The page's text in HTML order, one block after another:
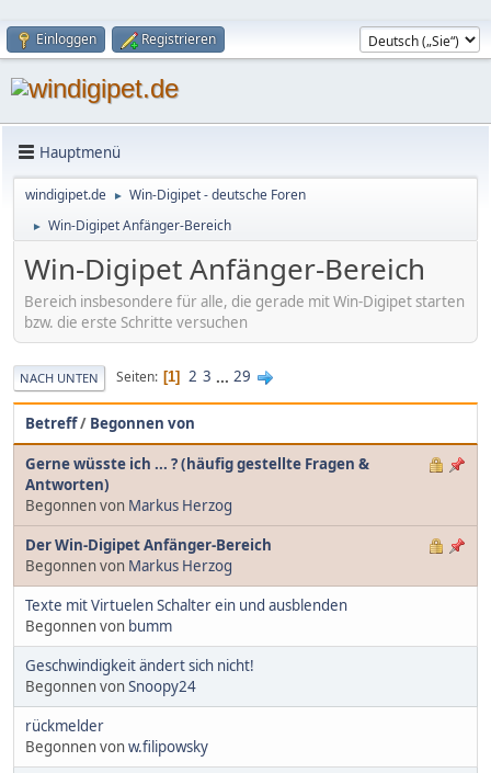
Einloggen Registrieren
Hauptmenü
windigipet.de ► Win-Digipet - deutsche Foren
► Win-Digipet Anfänger-Bereich
Win-Digipet Anfänger-Bereich
Bereich insbesondere für alle, die gerade mit Win-Digipet starten
bzw. die erste Schritte versuchen
NACH UNTEN Seiten 1 2 3 ... 29
Betreff/ Begonnen von
Gerne wüsste ich ... ? (häufig gestellte Fragen &
Antworten)
Begonnen von Markus Herzog
Der Win-Digipet Anfänger-Bereich
Begonnen von Markus Herzog
Texte mit Virtuelen Schalter ein und ausblenden
Begonnen von bumm
Geschwindigkeit ändert sich nicht!
Begonnen vonSnoopy24
rückmelder
Begonnen vonw.filipowsky